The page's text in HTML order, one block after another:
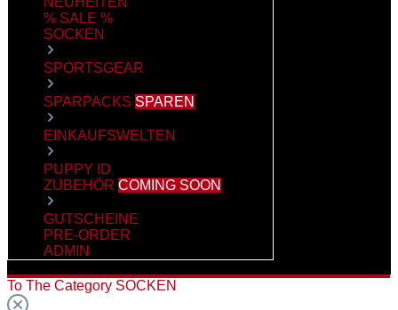
% SALE %
SOCKEN
SPORTSGEAR
SPARPACKS SPAREN
EINKAUFSWELTEN
PUPPY ID
ZUBEHÖR COMING SOON
GUTSCHEINE
PRE-ORDER
ADMIN
To The Category SOCKEN